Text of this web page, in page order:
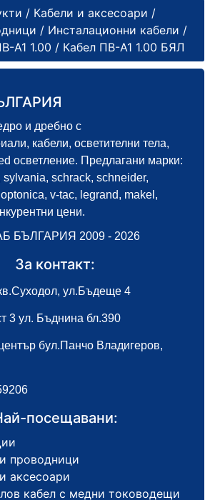
/ Кабели и аксесоари /
/ Инсталационни кабели /
А1 1.00 / Кабел ПВ-А1 1.00 БЯЛ
и дребно с
кабели, осветителни тела,
осветление. Предлагани марки:
schrack, schneider,
v-tac, legrand, makel,
цени.
БЪЛГАРИЯ 2009 - 2026
За контакт:
ул.Бъдеще 4
3 ул. Бъднина бл.390
бул.Панчо Владигеров,
посещавани:
проводници
аксесоари
кабел с медни тоководещи